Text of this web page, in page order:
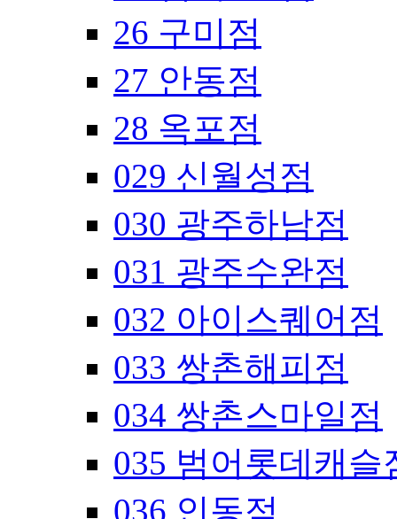
26 구미점
27 안동점
28 옥포점
029 신월성점
030 광주하남점
031 광주수완점
032 아이스퀘어점
033 쌍촌해피점
034 쌍촌스마일점
035 범어롯데캐슬
036 인동점